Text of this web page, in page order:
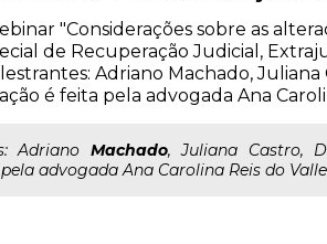
"Considerações sobre as
de Recuperação Judicial,
Adriano Machado, Juliana
é feita pela advogada Ana
Adriano Machado, Juliana Castro,
advogada Ana Carolina Reis do